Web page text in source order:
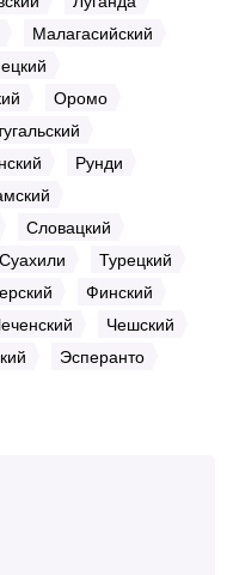
Малагасийский
Оромо
Рунди
Словацкий
Суахили
Турецкий
Финский
Чешский
Эсперанто